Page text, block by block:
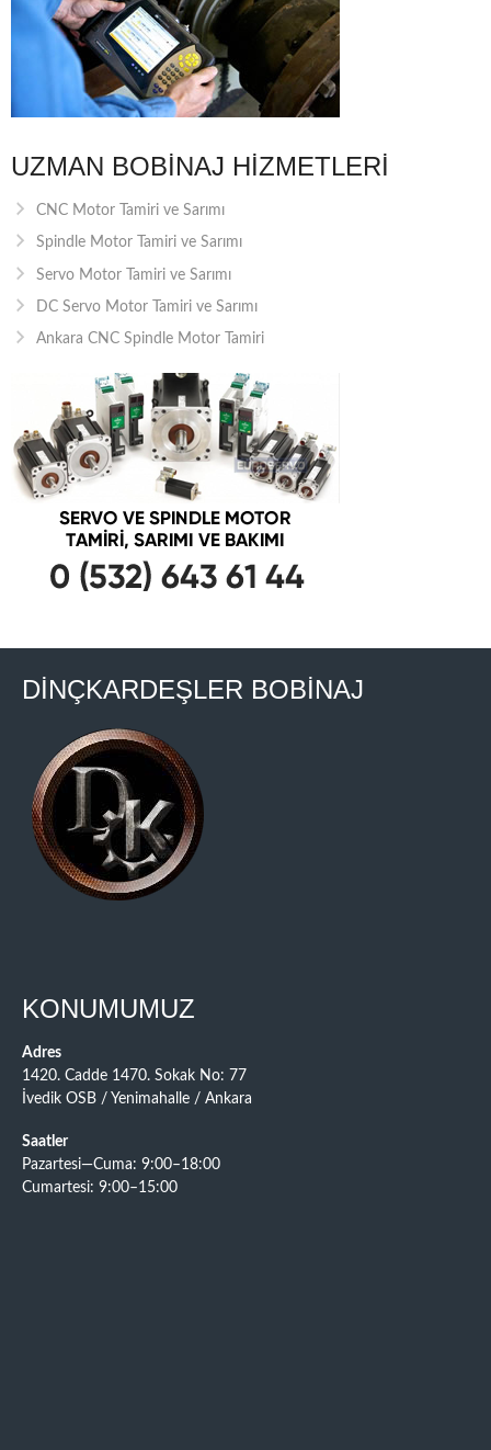
UZMAN BOBINAJ HIZMETLERI
CNC Motor Tamiri ve Sarımı
Spindle Motor Tamiri ve Sarımı
Servo Motor Tamiri ve Sarımı
DC Servo Motor Tamiri ve Sarımı
Ankara CNC Spindle Motor Tamiri
DİNÇKARDEŞLER BOBİNAJ
KONUMUMUZ
Adres
1420. Cadde 1470. Sokak No: 77
İvedik OSB / Yenimahalle / Ankara
Saatler
Pazartesi—Cuma: 9:00–18:00
Cumartesi: 9:00–15:00